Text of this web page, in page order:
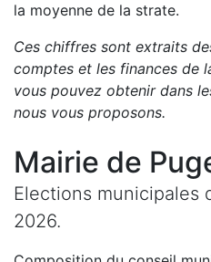
la moyenne de la strate.
Ces chiffres sont extraits
comptes et les finances de
vous pouvez obtenir dans
nous vous proposons.
Mairie de
Elections municipales
2026.